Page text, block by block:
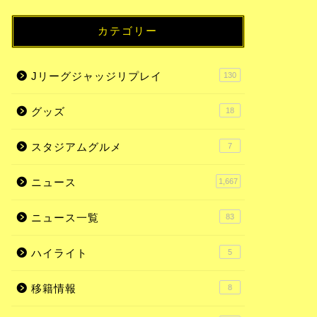
カテゴリー
Jリーグジャッジリプレイ 130
グッズ 18
スタジアムグルメ 7
ニュース 1,667
ニュース一覧 83
ハイライト 5
移籍情報 8